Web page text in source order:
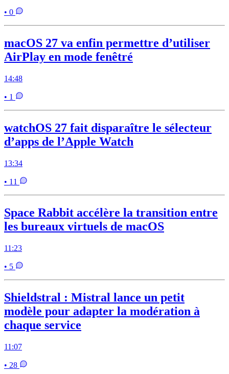
• 0
macOS 27 va enfin permettre d’utiliser
AirPlay en mode fenêtré
14:48
• 1
watchOS 27 fait disparaître le sélecteur
d’apps de l’Apple Watch
13:34
• 11
Space Rabbit accélère la transition entre
les bureaux virtuels de macOS
11:23
• 5
Shieldstral : Mistral lance un petit
modèle pour adapter la modération à
chaque service
11:07
• 28